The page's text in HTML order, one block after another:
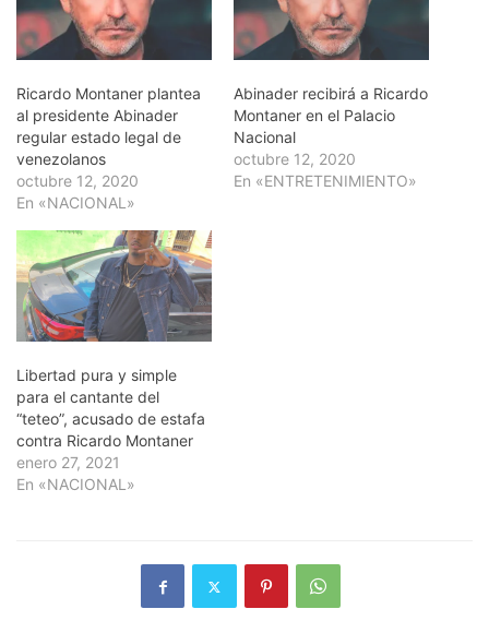
Ricardo Montaner plantea
al presidente Abinader
regular estado legal de
venezolanos
octubre 12, 2020
En «NACIONAL»
Abinader recibirá a Ricardo
Montaner en el Palacio
Nacional
octubre 12, 2020
En «ENTRETENIMIENTO»
Libertad pura y simple
para el cantante del
“teteo”, acusado de estafa
contra Ricardo Montaner
enero 27, 2021
En «NACIONAL»